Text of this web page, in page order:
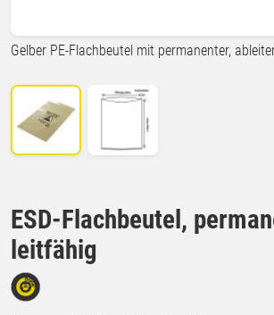
ESD-Flachbeutel,
leitfähig
Gelber PE-Flachbeutel mit permanenter,